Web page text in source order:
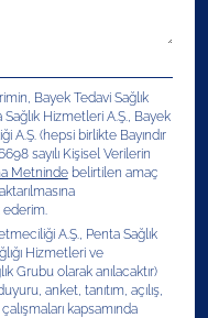
Bayek Tedavi Sağlık
Hizmetleri A.Ş., Bayek
A.Ş. (hepsi birlikte Bayındır
sayılı Kişisel Verilerin
Metnindebelirtilen amaç
A.Ş., Penta Sağlık
Hizmetleri ve
Grubu olarak anılacaktır)
anket, tanıtım, açılış,
kapsamında